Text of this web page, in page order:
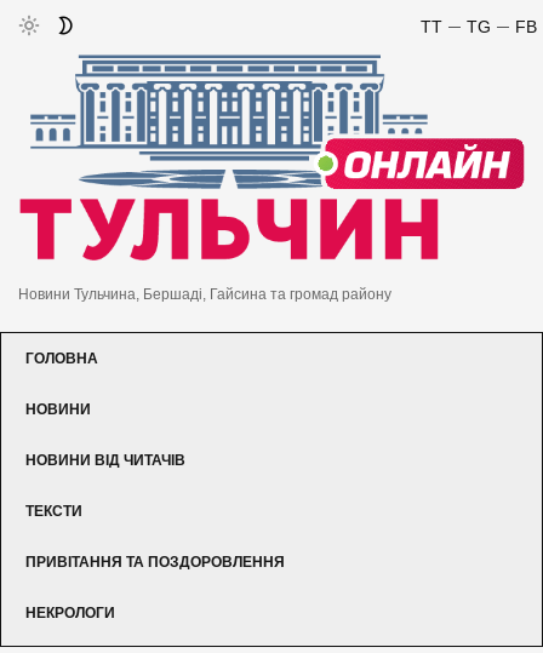
FB
TG
TT
Новини Тульчина, Бершаді, Гайсина та громад району
ГОЛОВНА
НОВИНИ
НОВИНИ ВІД ЧИТАЧІВ
ТЕКСТИ
ПРИВІТАННЯ ТА ПОЗДОРОВЛЕННЯ
НЕКРОЛОГИ